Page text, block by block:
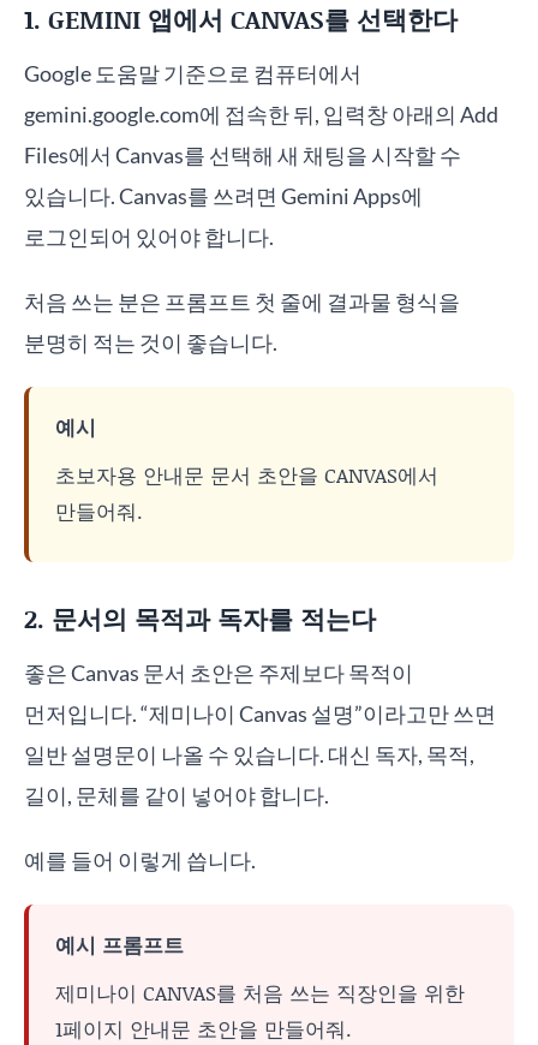
1. GEMINI 앱에서 CANVAS를 선택한다
Google 도움말 기준으로 컴퓨터에서
gemini.google.com에 접속한 뒤, 입력창 아래의 Add
Files에서 Canvas를 선택해 새 채팅을 시작할 수
있습니다. Canvas를 쓰려면 Gemini Apps에
로그인되어 있어야 합니다.
처음 쓰는 분은 프롬프트 첫 줄에 결과물 형식을
분명히 적는 것이 좋습니다.
예시
초보자용 안내문 문서 초안을 CANVAS에서
만들어줘.
2. 문서의 목적과 독자를 적는다
좋은 Canvas 문서 초안은 주제보다 목적이
먼저입니다. “제미나이 Canvas 설명”이라고만 쓰면
일반 설명문이 나올 수 있습니다. 대신 독자, 목적,
길이, 문체를 같이 넣어야 합니다.
예를 들어 이렇게 씁니다.
예시 프롬프트
제미나이 CANVAS를 처음 쓰는 직장인을 위한
1페이지 안내문 초안을 만들어줘.